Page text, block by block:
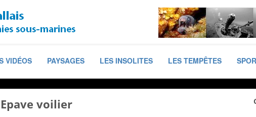
VIDÉOS PAYSAGES LES INSOLITES LES TEMPÊTES
Epave voilier